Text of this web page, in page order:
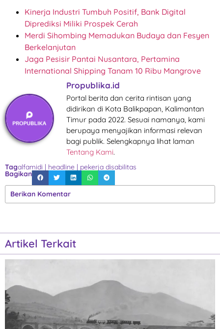
Kinerja Industri Tumbuh Positif, Bank Digital
Diprediksi Miliki Prospek Cerah
Merdi Sihombing Memadukan Budaya dan Fesyen
Berkelanjutan
Jaga Pesisir Pantai Nusantara, Pertamina
International Shipping Tanam 10 Ribu Mangrove
Propublika.id
Portal berita dan cerita rintisan yang
didirikan di Kota Balikpapan, Kalimantan
Timur pada 2022. Sesuai namanya, kami
berupaya menyajikan informasi relevan
bagi publik. Selengkapnya lihat laman
Tentang Kami.
Tagalfamidi | headline | pekerja disabilitas
Bagikan
Berikan Komentar
Artikel Terkait